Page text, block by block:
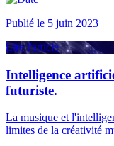
Publié le 5 juin 2023
Lire l'article
Intelligence
futuriste.
La musique et
limites de la créativité